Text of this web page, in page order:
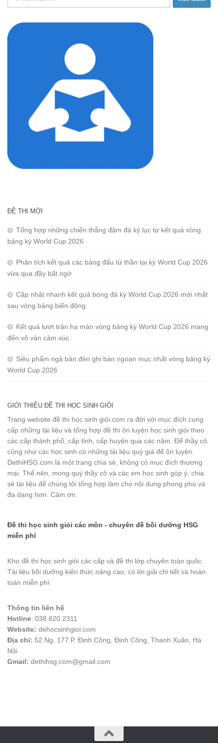
kiếm
ĐỀ THI MỚI
Tổng hợp những chiến thắng đậm đà kỷ lục từ kết quả vòng
bảng kỳ World Cup 2026
Phân tích kết quả các bảng đấu tử thần tại kỳ World Cup 2026
vừa qua đầy bất ngờ
Cập nhật nhanh kết quả bóng đá kỳ World Cup 2026 mới nhất
sau vòng bảng biến động
Kết quả lượt trận hạ màn vòng bảng kỳ World Cup 2026 mang
đến vô vàn cảm xúc
Siêu phẩm ngả bàn đèn ghi bàn ngoạn mục nhất vòng bảng kỳ
World Cup 2026
GIỚI THIỆU ĐỀ THI HỌC SINH GIỎI
Trang website đề thi học sinh giỏi.com ra đời với mục đích cung
cấp những tài liệu và tổng hợp đề thi ôn luyện học sinh giỏi theo
các cấp thành phố, cấp tỉnh, cấp huyện qua các năm. Để thầy cô
cũng như các học sinh có những tài liệu quý giá để ôn luyện.
DethiHSG.com là một trang chia sẻ, không có mục đích thương
mại. Thế nên, mong quý thầy cô và các em học sinh góp ý, chia
sẻ tài liệu để chúng tôi tổng hợp làm cho nội dung phong phú và
đa dạng hơn. Cảm ơn.
Đề thi học sinh giỏi các môn - chuyên đề bồi dưỡng HSG
miễn phí
Kho đề thi học sinh giỏi các cấp và đề thi lớp chuyên toàn quốc.
Tài liệu bồi dưỡng kiến thức nâng cao, có lời giải chi tiết và hoàn
toàn miễn phí.
Thông tin liên hệ
Hotline: 038 820 2311
Website: dehocsinhgioi.com
Địa chỉ: 52 Ng. 177 P. Định Công, Định Công, Thanh Xuân, Hà
Nội
Gmail: dethihsg.com@gmail.com